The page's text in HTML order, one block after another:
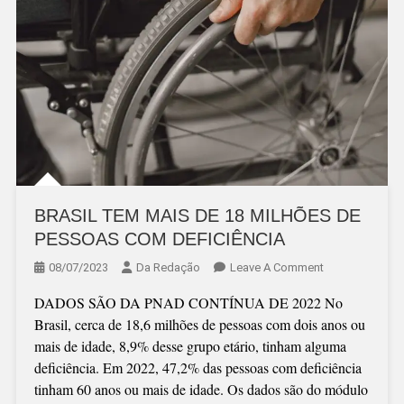
BRASIL TEM MAIS DE 18 MILHÕES DE
PESSOAS COM DEFICIÊNCIA
08/07/2023 Da Redação Leave A CommentOn
TEM
MAIS
DE
18
MILHÕES
DADOS SÃO DA PNAD CONTÍNUA DE 2022 No
Brasil, cerca de 18,6 milhões de pessoas com dois anos ou
mais de idade, 8,9% desse grupo etário, tinham alguma
deficiência. Em 2022, 47,2% das pessoas com deficiência
tinham 60 anos ou mais de idade. Os dados são do módulo